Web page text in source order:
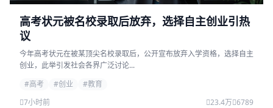
高考状元被名校录取后放弃，选择自主创业引热
议
今年高考状元在被某顶尖名校录取后，公开宣布放弃入学资格，选择自主
创业，此举引发社会各界广泛讨论...
#高考
#创业
#教育
7小时前
23.4万 6789